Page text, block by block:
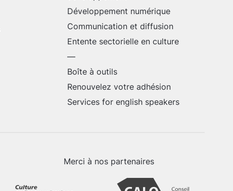
Développement numérique
Communication et diffusion
Entente sectorielle en culture
—
Boîte à outils
Renouvelez votre adhésion
Services for english speakers
Merci à nos partenaires